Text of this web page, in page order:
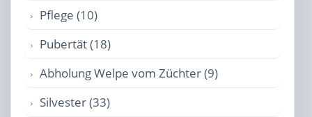
Pflege (10)
Pubertät (18)
Abholung Welpe vom Züchter (9)
Silvester (33)